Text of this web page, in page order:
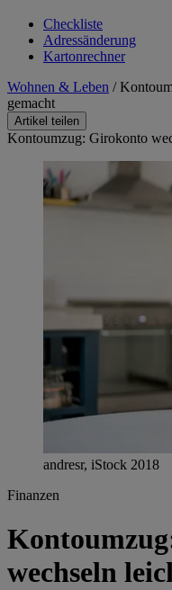
Checkliste
Adressänderung
Kartonrechner
Wohnen & Leben /
gemacht
Artikel teilen
Kontoumzug: Girokonto
andresr, iStock 2018
Finanzen
wechseln